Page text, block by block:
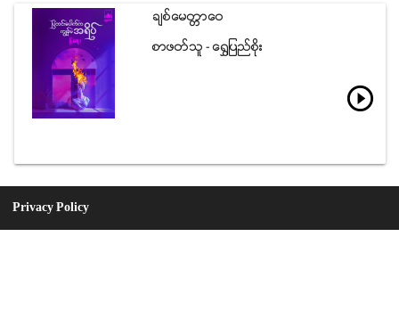
ခ်စ္ေမတၱာေဝ
စာဖတ္သူ - ေ႐ႊျပည္စိုး
play_circle_outline
Privacy Policy